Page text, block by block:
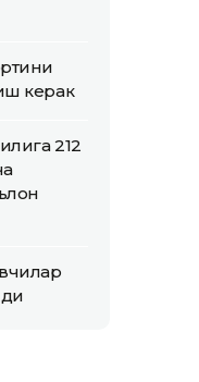
керак
212